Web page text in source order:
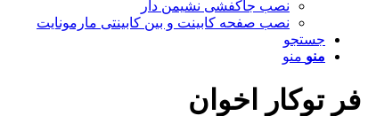
نصب جاکفشی نشیمن دار
نصب صفحه کابینت و بین کابینتی مارمونایت
جستجو
منو منو
فر توکار اخوان